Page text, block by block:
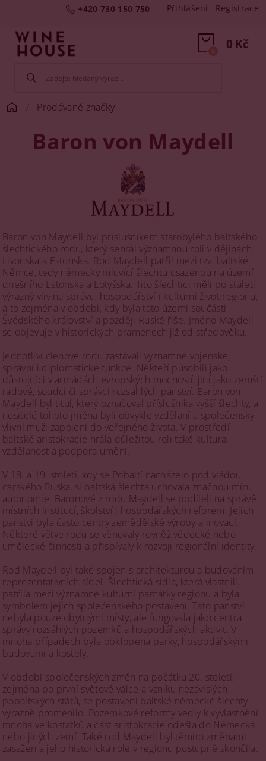
+420 730 150 750 Přihlášení Registrace
0 Kč
0
Prodávané značky
Baron von Maydell
Baron von Maydell byl příslušníkem starobylého baltského
šlechtického rodu, který sehrál významnou roli v dějinách
Livonska a Estonska. Rod Maydell patřil mezi tzv. baltské
Němce, tedy německy mluvící šlechtu usazenou na území
dnešního Estonska a Lotyšska. Tito šlechtici měli po staletí
výrazný vliv na správu, hospodářství i kulturní život regionu,
a to zejména v období, kdy byla tato území součástí
Švédského království a později Ruské říše. Jméno Maydell
se objevuje v historických pramenech již od středověku.
Jednotliví členové rodu zastávali významné vojenské,
správní i diplomatické funkce. Někteří působili jako
důstojníci v armádách evropských mocností, jiní jako zemští
radové, soudci či správci rozsáhlých panství. Baron von
Maydell byl titul, který označoval příslušníka vyšší šlechty, a
nositelé tohoto jména byli obvykle vzdělaní a společensky
vlivní muži zapojení do veřejného života. V prostředí
baltské aristokracie hrála důležitou roli také kultura,
vzdělanost a podpora umění.
V 18. a 19. století, kdy se Pobaltí nacházelo pod vládou
carského Ruska, si baltská šlechta uchovala značnou míru
autonomie. Baronové z rodu Maydell se podíleli na správě
místních institucí, školství i hospodářských reforem. Jejich
panství byla často centry zemědělské výroby a inovací.
Některé větve rodu se věnovaly rovněž vědecké nebo
umělecké činnosti a přispívaly k rozvoji regionální identity.
Rod Maydell byl také spojen s architekturou a budováním
reprezentativních sídel. Šlechtická sídla, která vlastnili,
patřila mezi významné kulturní památky regionu a byla
symbolem jejich společenského postavení. Tato panství
nebyla pouze obytnými místy, ale fungovala jako centra
správy rozsáhlých pozemků a hospodářských aktivit. V
mnoha případech byla obklopena parky, hospodářskými
budovami a kostely.
V období společenských změn na počátku 20. století,
zejména po první světové válce a vzniku nezávislých
pobaltských států, se postavení baltské německé šlechty
výrazně proměnilo. Pozemkové reformy vedly k vyvlastnění
mnoha velkostatků a část aristokracie odešla do Německa
nebo jiných zemí. Také rod Maydell byl těmito změnami
zasažen a jeho historická role v regionu postupně skončila.